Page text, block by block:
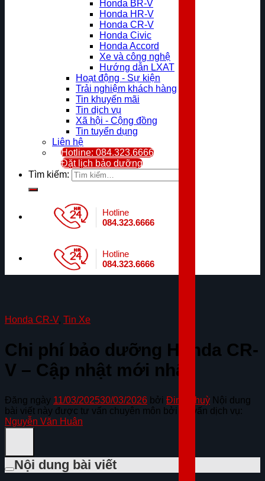
Honda BR-V
Honda HR-V
Honda CR-V
Honda Civic
Honda Accord
Xe và công nghệ
Hướng dẫn LXAT
Hoạt động - Sự kiện
Trải nghiệm khách hàng
Tin khuyến mãi
Tin dịch vụ
Xã hội - Cộng đồng
Tin tuyển dụng
Liên hệ
Hotline: 084.323.6666
Đặt lịch bảo dưỡng
Tìm kiếm:
Hotline
084.323.6666
Hotline
084.323.6666
Honda CR-V, Tin Xe
Chi phí bảo dưỡng Honda CR-
V – Cập nhật mới nhất
Đăng ngày 11/03/202530/03/2026 bởi Đinh Thuỳ Nội dung
bài viết này được tư vấn chuyên môn bởi cố vấn dịch vụ:
Nguyễn Văn Huân
Nội dung bài viết